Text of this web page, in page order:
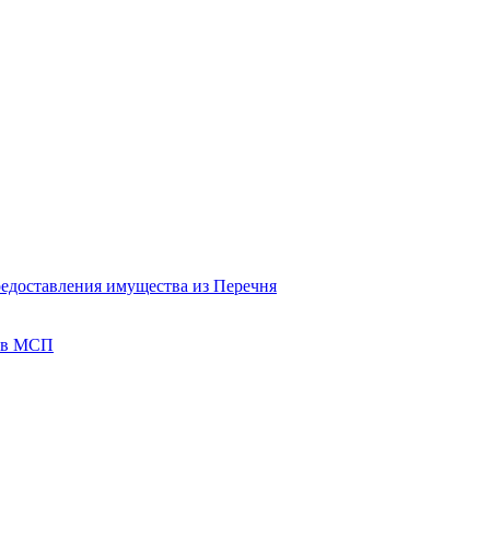
имущества из Перечня
МСП